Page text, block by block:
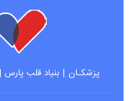
پزشکـان بنیاد قلب پارس